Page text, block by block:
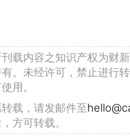
载内容之知识产权为财
。未经许可，禁止进行
用。
载，请发邮件至
方可转载。